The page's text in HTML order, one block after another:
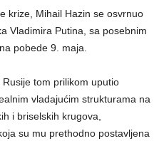
krize, Mihail Hazin se osvrnuo
Vladimira Putina, sa posebnim
pobede 9. maja.
tom prilikom uputio
vladajućim strukturama na
i briselskih krugova,
su mu prethodno postavljena